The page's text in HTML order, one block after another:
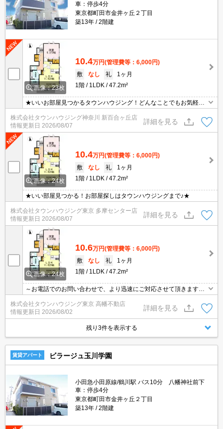
車：停歩4分
東京都町田市金井ヶ丘２丁目
築13年
2階建
画像：23枚
10.4万円(管理費等：6,000円)
敷
なし 礼
1ヶ月
1階
1LDK 47.2m²
★いいお部屋見つかるタウンハウジング！どんなことでもお気軽に
ご相談ください♪★
株式会社タウンハウジング神奈川 新百合ヶ丘店
情報更新日 2026/08/07
詳細を見る
画像：24枚
10.4万円(管理費等：6,000円)
敷
なし 礼
1ヶ月
1階
1LDK 47.2m²
★いい部屋見つかる！お部屋探しはタウンハウジングまで♪★
株式会社タウンハウジング東京 多摩センター店
情報更新日 2026/08/07
詳細を見る
画像：24枚
10.6万円(管理費等：6,000円)
敷
なし 礼
1ヶ月
1階
1LDK 47.2m²
～お電話でのお問い合わせで、より迅速にご対応させて頂きます～
地域密着タウンハウジングまで～
株式会社タウンハウジング東京 高幡不動店
情報更新日 2026/08/02
詳細を見る
残り3件を表示する
賃貸アパート ビラージュ玉川学園
小田急小田原線/鶴川駅 バス10分 八幡神社前下
車：停歩4分
東京都町田市金井ヶ丘２丁目
築13年
2階建